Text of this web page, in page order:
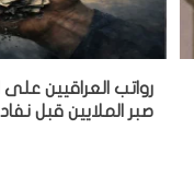
رواتب العراقيين
صبر الملايين قبل